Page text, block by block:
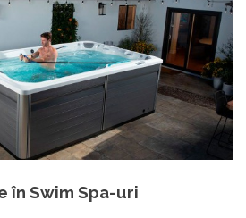
în Swim Spa-uri